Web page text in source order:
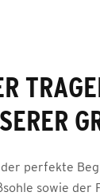
der perfekte
sowie der